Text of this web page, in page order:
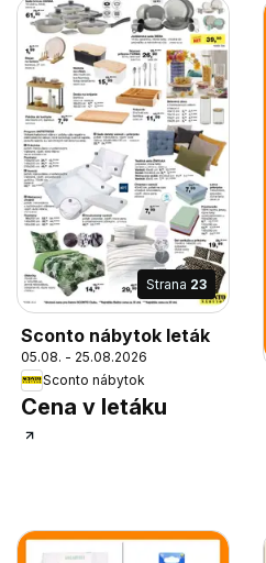
Strana 23
Sconto nábytok leták
05.08. - 25.08.2026
Sconto nábytok
Cena v letáku